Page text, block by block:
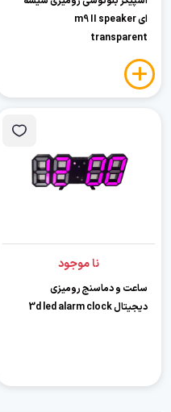
ای m9 II speaker
transparent
نا موجود
ساعت و دماسنج رومیزی
دیجیتال 3d led alarm clock